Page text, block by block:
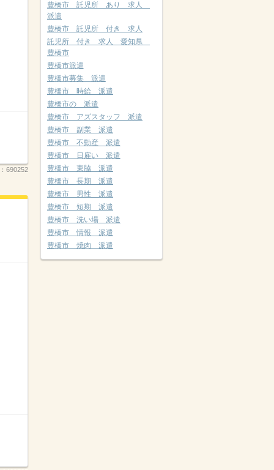
690252
豊橋市 託児所 あり 求人
派遣
豊橋市 託児所 付き 求人
託児所 付き 求人 愛知県
豊橋市
豊橋市派遣
豊橋市募集 派遣
豊橋市 時給 派遣
豊橋市の 派遣
豊橋市 アズスタッフ 派遣
豊橋市 副業 派遣
豊橋市 不動産 派遣
豊橋市 日雇い 派遣
豊橋市 東脇 派遣
豊橋市 長期 派遣
豊橋市 男性 派遣
豊橋市 短期 派遣
豊橋市 洗い場 派遣
豊橋市 情報 派遣
豊橋市 焼肉 派遣